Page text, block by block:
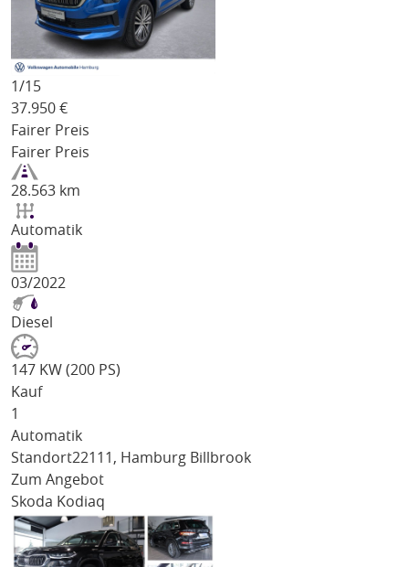
1/15
37.950 €
Fairer Preis
Fairer Preis
28.563 km
Automatik
03/2022
Diesel
147 KW (200 PS)
Kauf
1
Automatik
Standort22111, Hamburg Billbrook
Zum Angebot
Skoda Kodiaq